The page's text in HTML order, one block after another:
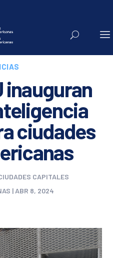
inauguran
ciudades
CAPITALES
| ABR 8, 2024